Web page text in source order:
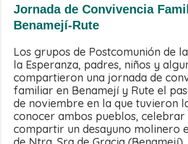
Jornada de Convivencia
Benamejí-Rute
Los grupos de Postcomunión de
la Esperanza, padres, niños y
compartieron una jornada de
familiar en Benamejí y Rute el
de noviembre en la que tuvieron
conocer ambos pueblos, celebrar
compartir un desayuno molinero